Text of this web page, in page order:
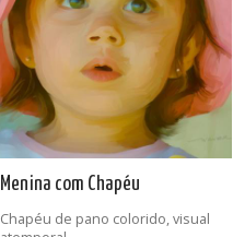
Menina com Chapéu
Chapéu de pano colorido, visual